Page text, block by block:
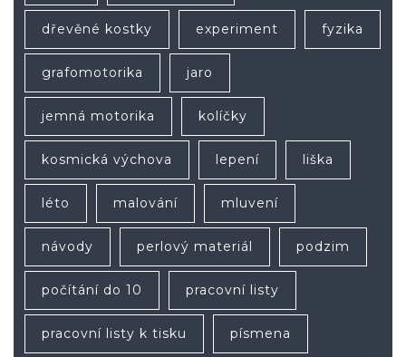
dřevěné kostky experiment fyzika
grafomotorika jaro
jemná motorika kolíčky
kosmická výchova lepení liška
léto malování mluvení
návody perlový materiál podzim
počítání do 10 pracovní listy
pracovní listy k tisku písmena